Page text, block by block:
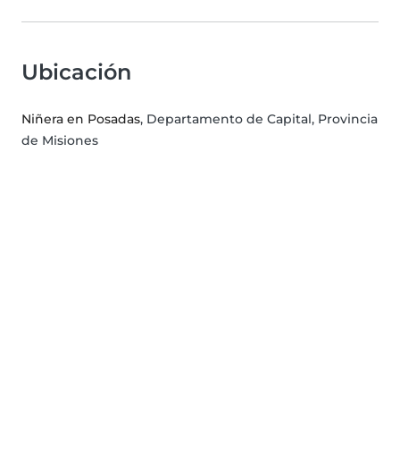
Ubicación
Niñera en Posadas, Departamento de Capital, Provincia
de Misiones